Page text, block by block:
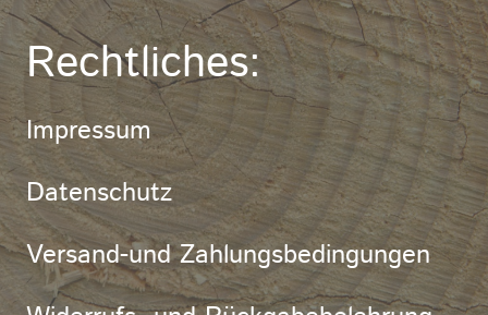
Rechtliches:
Impressum
Datenschutz
Versand-und Zahlungsbedingungen